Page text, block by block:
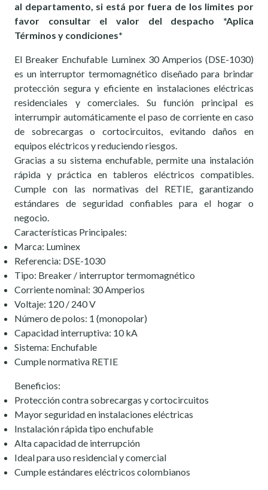
al departamento, si está por fuera de los limites por
favor consultar el valor del despacho *Aplica
Términos y condiciones*
El Breaker Enchufable Luminex 30 Amperios (DSE-1030)
es un interruptor termomagnético diseñado para brindar
protección segura y eficiente en instalaciones eléctricas
residenciales y comerciales. Su función principal es
interrumpir automáticamente el paso de corriente en caso
de sobrecargas o cortocircuitos, evitando daños en
equipos eléctricos y reduciendo riesgos.
Gracias a su sistema enchufable, permite una instalación
rápida y práctica en tableros eléctricos compatibles.
Cumple con las normativas del RETIE, garantizando
estándares de seguridad confiables para el hogar o
negocio.
Características Principales:
Marca: Luminex
Referencia: DSE-1030
Tipo: Breaker / interruptor termomagnético
Corriente nominal: 30 Amperios
Voltaje: 120 / 240 V
Número de polos: 1 (monopolar)
Capacidad interruptiva: 10 kA
Sistema: Enchufable
Cumple normativa RETIE
Beneficios:
Protección contra sobrecargas y cortocircuitos
Mayor seguridad en instalaciones eléctricas
Instalación rápida tipo enchufable
Alta capacidad de interrupción
Ideal para uso residencial y comercial
Cumple estándares eléctricos colombianos